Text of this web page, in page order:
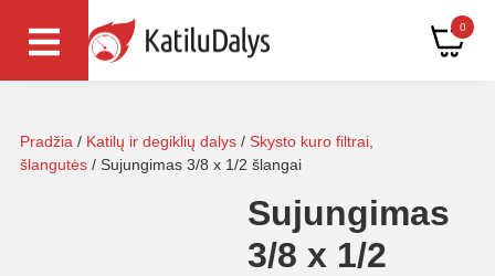
0
Pradžia / Katilų ir degiklių dalys / Skysto kuro filtrai,
šlangutės / Sujungimas 3/8 x 1/2 šlangai
Sujungimas
3/8 x 1/2